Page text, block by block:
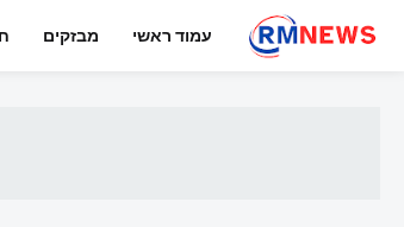
עמוד ראשי מבזקים